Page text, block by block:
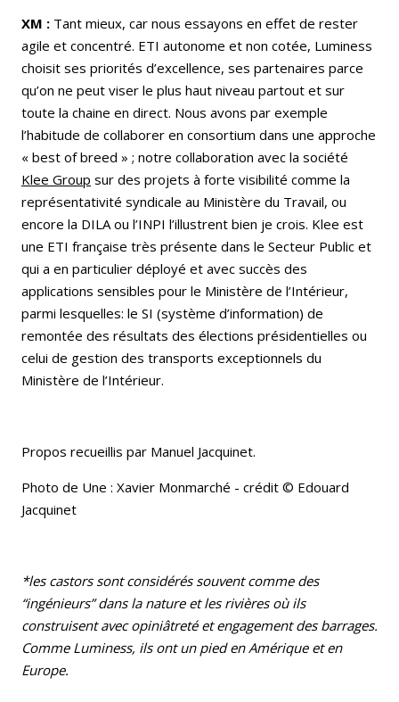
XM : Tant mieux, car nous essayons en effet de rester
agile et concentré. ETI autonome et non cotée, Luminess
choisit ses priorités d’excellence, ses partenaires parce
qu’on ne peut viser le plus haut niveau partout et sur
toute la chaine en direct. Nous avons par exemple
l’habitude de collaborer en consortium dans une approche
« best of breed » ; notre collaboration avec la société
Klee Group sur des projets à forte visibilité comme la
représentativité syndicale au Ministère du Travail, ou
encore la DILA ou l’INPI l’illustrent bien je crois. Klee est
une ETI française très présente dans le Secteur Public et
qui a en particulier déployé et avec succès des
applications sensibles pour le Ministère de l’Intérieur,
parmi lesquelles: le SI (système d’information) de
remontée des résultats des élections présidentielles ou
celui de gestion des transports exceptionnels du
Ministère de l’Intérieur.
Propos recueillis par Manuel Jacquinet.
Photo de Une : Xavier Monmarché - crédit © Edouard
Jacquinet
*les castors sont considérés souvent comme des
“ingénieurs” dans la nature et les rivières où ils
construisent avec opiniâtreté et engagement des barrages.
Comme Luminess, ils ont un pied en Amérique et en
Europe.